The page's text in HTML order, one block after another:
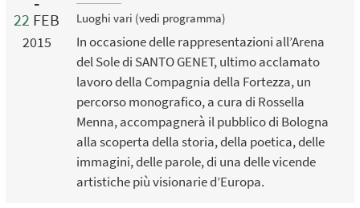
22 FEB
2015
Luoghi vari (vedi programma)
In occasione delle rappresentazioni all’Arena
del Sole di SANTO GENET, ultimo acclamato
lavoro della Compagnia della Fortezza, un
percorso monografico, a cura di Rossella
Menna, accompagnerà il pubblico di Bologna
alla scoperta della storia, della poetica, delle
immagini, delle parole, di una delle vicende
artistiche più visionarie d’Europa.